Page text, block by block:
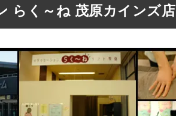
らく～ね 茂原カインズ店